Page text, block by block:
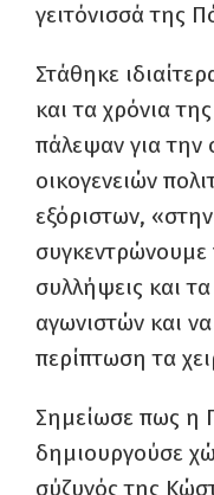
γειτόνισσά της
Στάθηκε
και τα χρόνια
πάλεψαν για
οικογενειών
εξόριστων,
συγκεντρώνουμε
συλλήψεις και
αγωνιστών και
περίπτωση τα
Σημείωσε πως η
δημιουργούσε
σύζυγός της